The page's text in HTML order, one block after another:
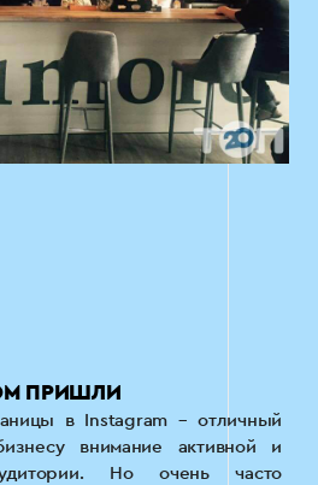
ПРИШЛИ
в Instagram – отличный
внимание активной и
Но очень часто